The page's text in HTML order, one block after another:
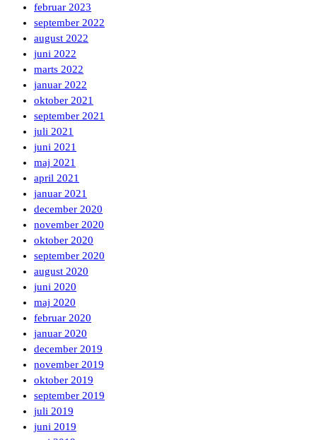
februar 2023
september 2022
august 2022
juni 2022
marts 2022
januar 2022
oktober 2021
september 2021
juli 2021
juni 2021
maj 2021
april 2021
januar 2021
december 2020
november 2020
oktober 2020
september 2020
august 2020
juni 2020
maj 2020
februar 2020
januar 2020
december 2019
november 2019
oktober 2019
september 2019
juli 2019
juni 2019